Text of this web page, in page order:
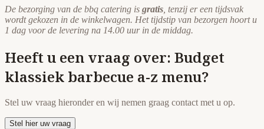
De bezorging van de bbq catering is gratis , tenzij er een tijdsvak
wordt gekozen in de winkelwagen. Het tijdstip van bezorgen hoort u
1 dag voor de levering na 14.00 uur in de middag.
Heeft u een vraag over: Budget
klassiek barbecue a-z menu?
Stel uw vraag hieronder en wij nemen graag contact met u op.
Stel hier uw vraag